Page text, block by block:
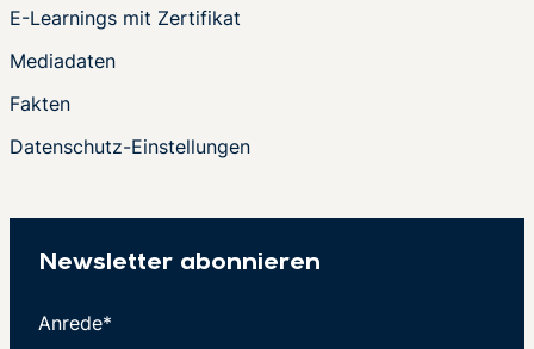
E-Learnings mit Zertifikat
Mediadaten
Fakten
Datenschutz-Einstellungen
Newsletter abonnieren
Anrede*